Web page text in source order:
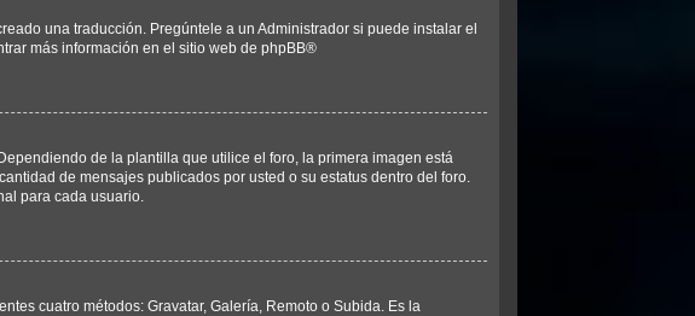
una traducción. Pregúntele a un Administrador si puede instalar el
más información en el sitio web de phpBB®
de la plantilla que utilice el foro, la primera imagen está
de mensajes publicados por usted o su estatus dentro del foro.
para cada usuario.
cuatro métodos: Gravatar, Galería, Remoto o Subida. Es la